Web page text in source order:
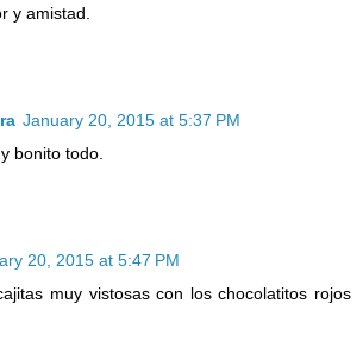
y amistad.
January 20, 2015 at 5:37 PM
bonito todo.
20, 2015 at 5:47 PM
muy vistosas con los chocolatitos rojos